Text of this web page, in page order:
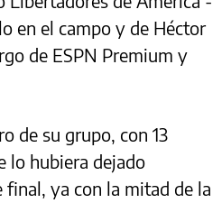
en el campo y de Héctor
de ESPN Premium y
de su grupo, con 13
lo hubiera dejado
final, ya con la mitad de la